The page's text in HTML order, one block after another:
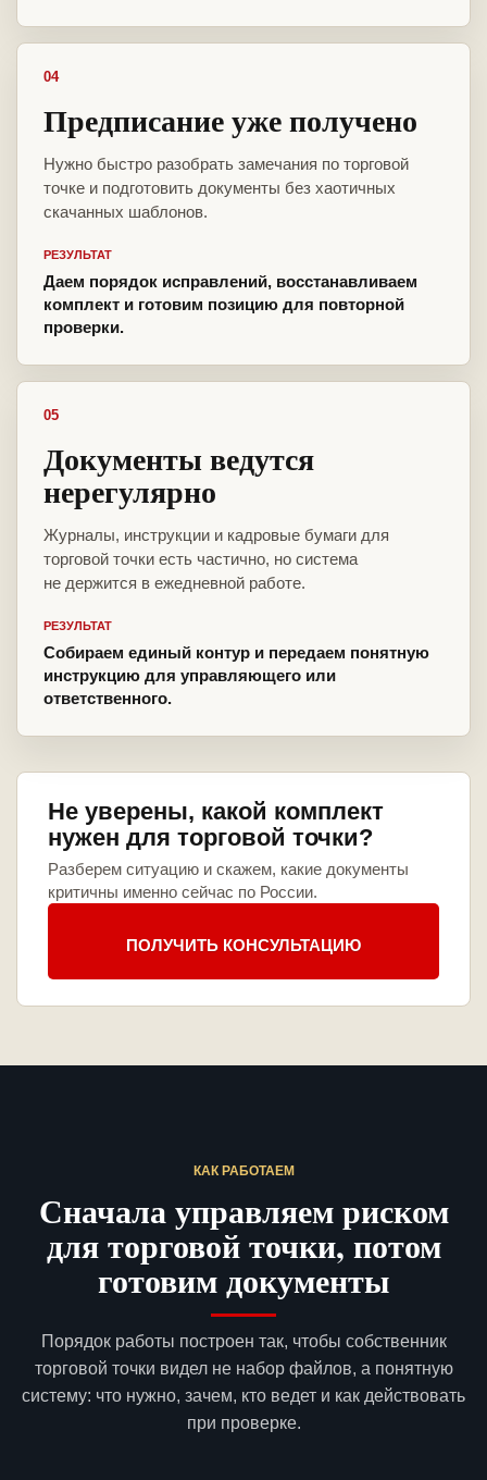
04
Предписание уже получено
Нужно быстро разобрать замечания по торговой
точке и подготовить документы без хаотичных
скачанных шаблонов.
РЕЗУЛЬТАТ
Даем порядок исправлений, восстанавливаем
комплект и готовим позицию для повторной
проверки.
05
Документы ведутся
нерегулярно
Журналы, инструкции и кадровые бумаги для
торговой точки есть частично, но система
не держится в ежедневной работе.
РЕЗУЛЬТАТ
Собираем единый контур и передаем понятную
инструкцию для управляющего или
ответственного.
Не уверены, какой комплект
нужен для торговой точки?
Разберем ситуацию и скажем, какие документы
критичны именно сейчас по России.
ПОЛУЧИТЬ КОНСУЛЬТАЦИЮ
КАК РАБОТАЕМ
Сначала управляем риском
для торговой точки, потом
готовим документы
Порядок работы построен так, чтобы собственник
торговой точки видел не набор файлов, а понятную
систему: что нужно, зачем, кто ведет и как действовать
при проверке.